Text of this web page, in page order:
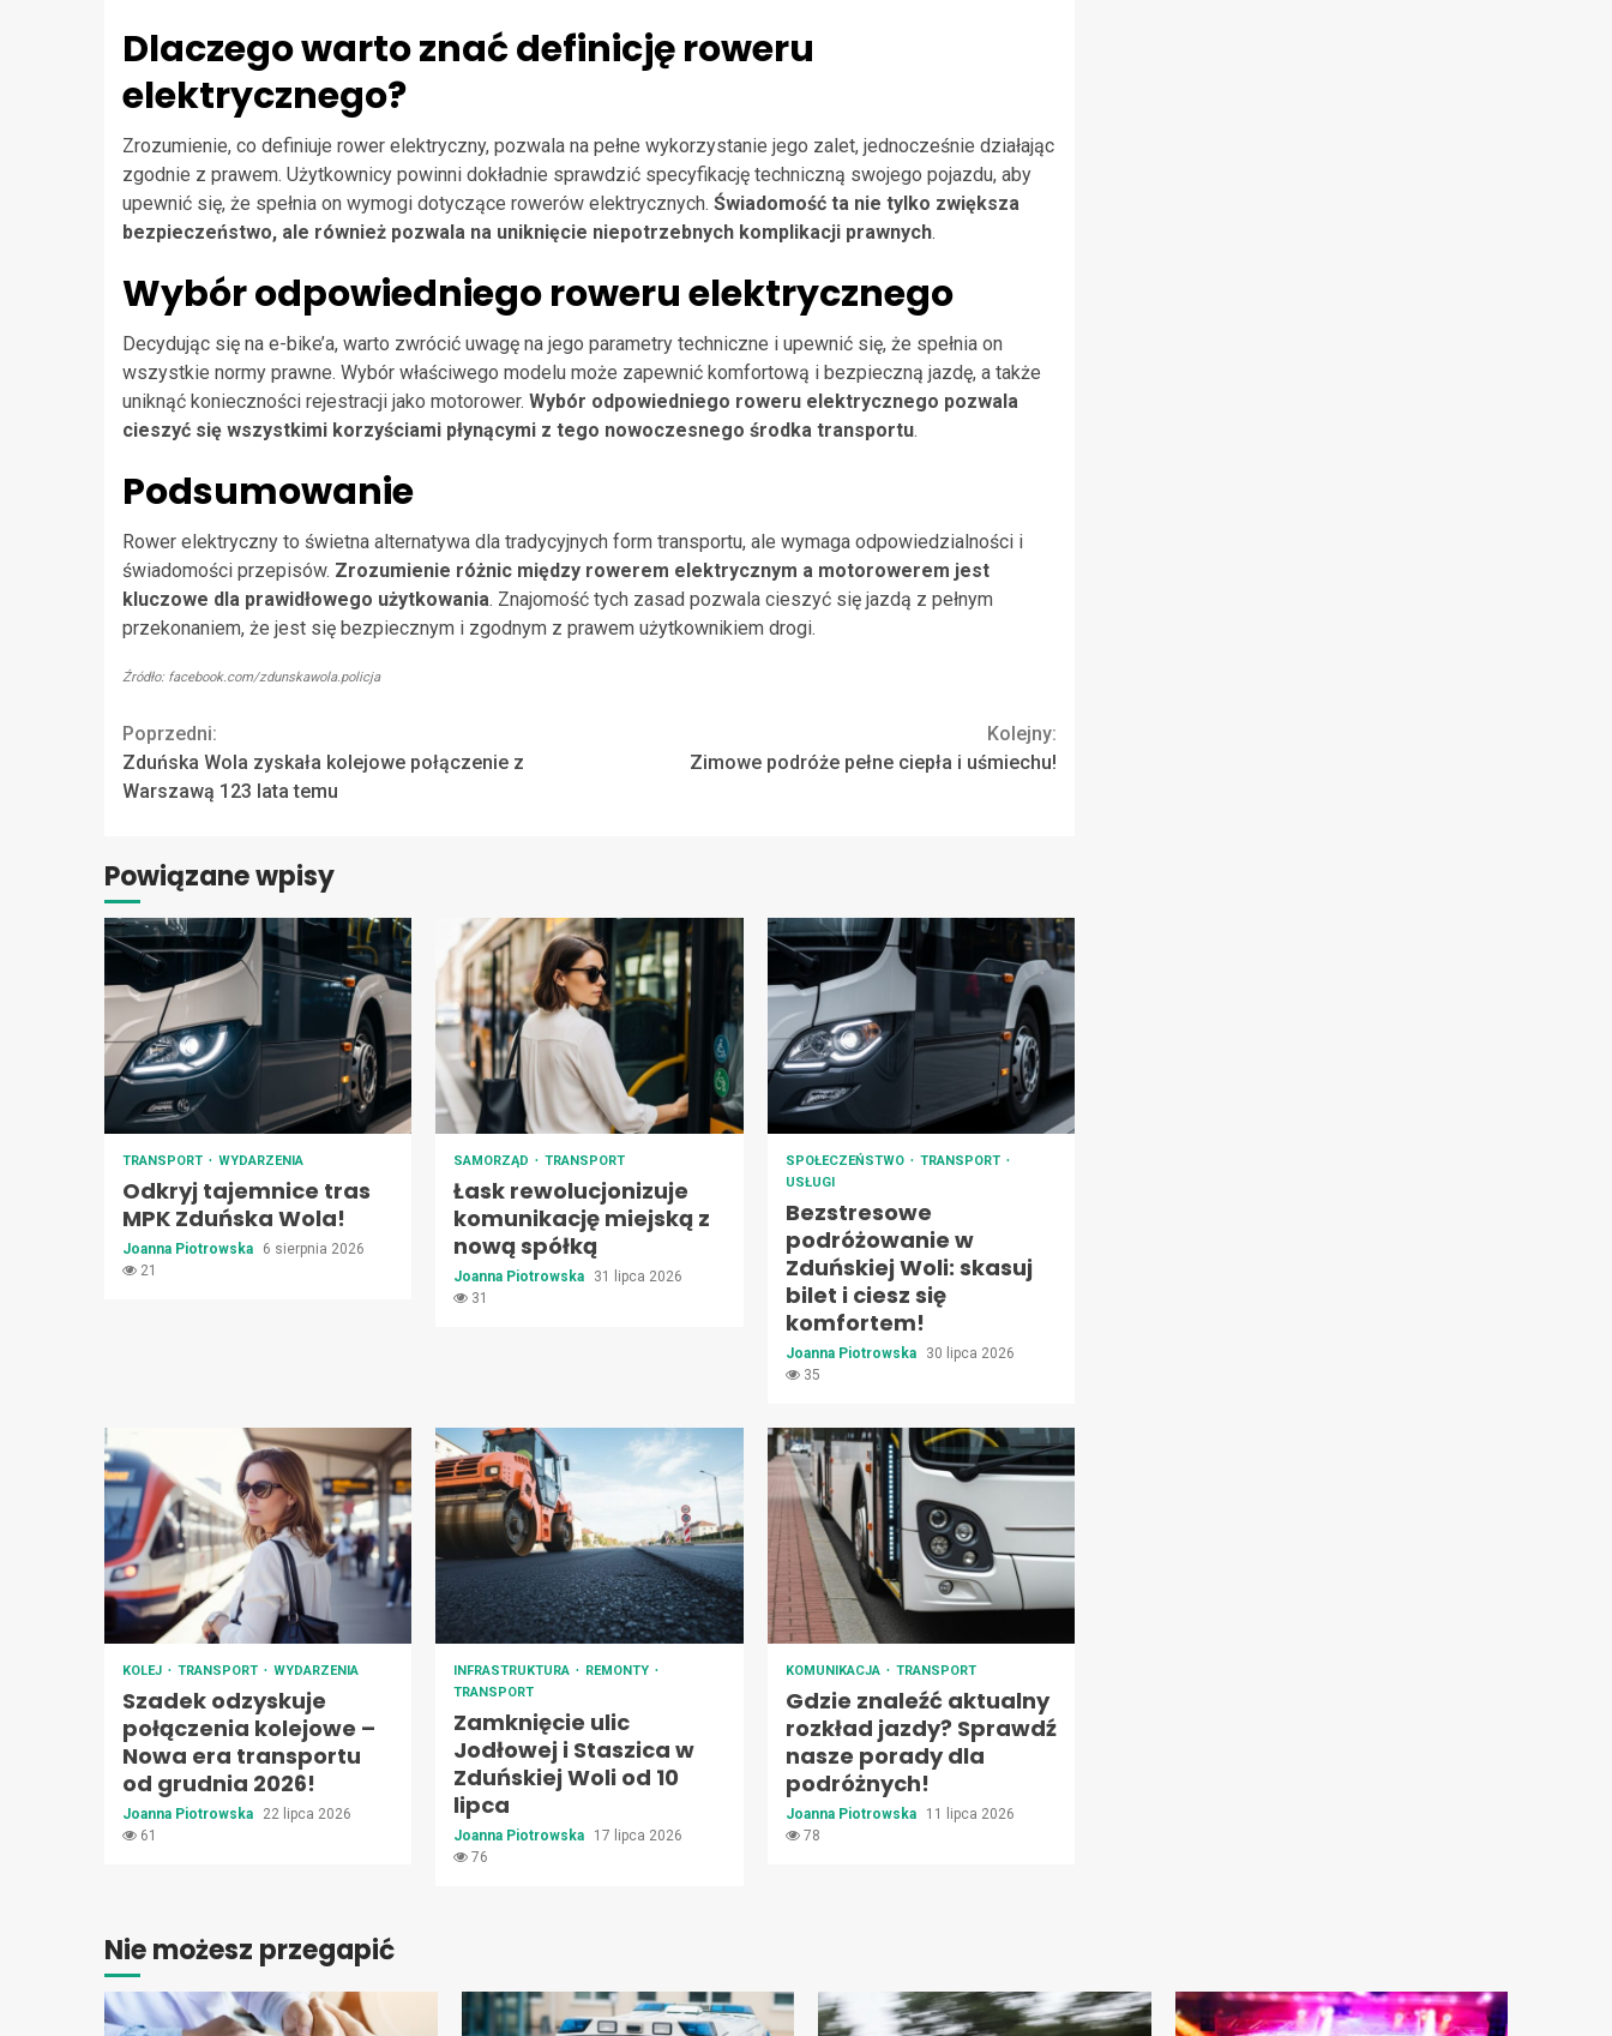
Dlaczego warto znać definicję roweru
elektrycznego?
Zrozumienie, co definiuje rower elektryczny, pozwala na pełne wykorzystanie jego zalet, jednocześnie działając
zgodnie z prawem. Użytkownicy powinni dokładnie sprawdzić specyfikację techniczną swojego pojazdu, aby
upewnić się, że spełnia on wymogi dotyczące rowerów elektrycznych. Świadomość ta nie tylko zwiększa
bezpieczeństwo, ale również pozwala na uniknięcie niepotrzebnych komplikacji prawnych.
Wybór odpowiedniego roweru elektrycznego
Decydując się na e-bike’a, warto zwrócić uwagę na jego parametry techniczne i upewnić się, że spełnia on
wszystkie normy prawne. Wybór właściwego modelu może zapewnić komfortową i bezpieczną jazdę, a także
uniknąć konieczności rejestracji jako motorower. Wybór odpowiedniego roweru elektrycznego pozwala
cieszyć się wszystkimi korzyściami płynącymi z tego nowoczesnego środka transportu.
Podsumowanie
Rower elektryczny to świetna alternatywa dla tradycyjnych form transportu, ale wymaga odpowiedzialności i
świadomości przepisów. Zrozumienie różnic między rowerem elektrycznym a motorowerem jest
kluczowe dla prawidłowego użytkowania. Znajomość tych zasad pozwala cieszyć się jazdą z pełnym
przekonaniem, że jest się bezpiecznym i zgodnym z prawem użytkownikiem drogi.
Źródło: facebook.com/zdunskawola.policja
Continue
Reading
Poprzedni:
Zduńska Wola zyskała kolejowe połączenie z
Warszawą 123 lata temu
Kolejny:
Zimowe podróże pełne ciepła i uśmiechu!
Powiązane wpisy
TRANSPORT WYDARZENIA
Odkryj tajemnice tras
MPK Zduńska Wola!
Joanna Piotrowska
6 sierpnia 2026
21
SAMORZĄD TRANSPORT
Łask rewolucjonizuje
komunikację miejską z
nową spółką
Joanna Piotrowska
31 lipca 2026
31
SPOŁECZEŃSTWO
TRANSPORT
USŁUGI
Bezstresowe
podróżowanie w
Zduńskiej Woli: skasuj
bilet i ciesz się
komfortem!
Joanna Piotrowska
30 lipca 2026
35
KOLEJ TRANSPORT WYDARZENIA
Szadek odzyskuje
połączenia kolejowe –
Nowa era transportu
od grudnia 2026!
Joanna Piotrowska
22 lipca 2026
61
INFRASTRUKTURA
REMONTY
TRANSPORT
Zamknięcie ulic
Jodłowej i Staszica w
Zduńskiej Woli od 10
lipca
Joanna Piotrowska
17 lipca 2026
76
KOMUNIKACJA TRANSPORT
Gdzie znaleźć aktualny
rozkład jazdy? Sprawdź
nasze porady dla
podróżnych!
Joanna Piotrowska
11 lipca 2026
78
Nie możesz przegapić